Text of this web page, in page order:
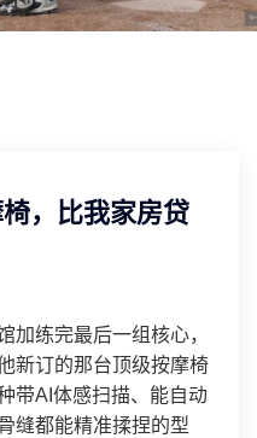
，比我家房贷
加练完最后一组核心，
新订的那台顶级按摩椅
带AI体感扫描、能自动
缝都能精准揉捏的型